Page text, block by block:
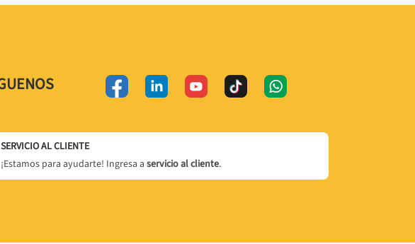
SERVICIO AL CLIENTE
¡Estamos para ayudarte! Ingresa a servicio al cliente.